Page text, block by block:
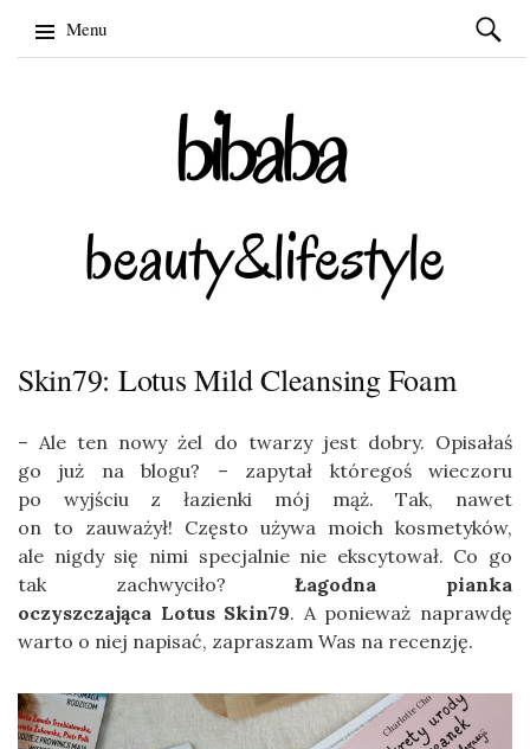
Menu
Szukaj:
Skin79: Lotus Mild Cleansing Foam
– Ale ten nowy żel do twarzy jest dobry. Opisałaś
go już na blogu? – zapytał któregoś wieczoru
po wyjściu z łazienki mój mąż. Tak, nawet
on to zauważył! Często używa moich kosmetyków,
ale nigdy się nimi specjalnie nie ekscytował. Co go
tak zachwyciło?Łagodna pianka
oczyszczająca Lotus Skin79. A ponieważ naprawdę
warto o niej napisać, zapraszam Was na recenzję.